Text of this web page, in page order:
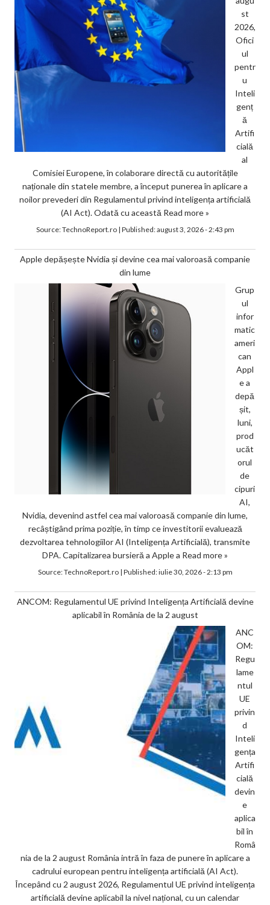
st
2026,
Ofici
ul
pentr
u
Inteli
genț
ă
Artifi
cială
al
Comisiei Europene, în colaborare directă cu autoritățile
naționale din statele membre, a început punerea în aplicare a
noilor prevederi din Regulamentul privind inteligența artificială
(AI Act). Odată cu această Read more »
Source:TechnoReport.ro| Published:august 3, 2026 - 2:43 pm
Apple depășește Nvidia și devine cea mai valoroasă companie
din lume
Grup
ul
infor
matic
ameri
can
Appl
e a
depă
șit,
luni,
prod
ucăt
orul
de
cipuri
AI,
Nvidia, devenind astfel cea mai valoroasă companie din lume,
recâștigând prima poziție, în timp ce investitorii evaluează
dezvoltarea tehnologiilor AI (Inteligența Artificială), transmite
DPA. Capitalizarea bursieră a Apple a Read more »
Source:TechnoReport.ro| Published:iulie 30, 2026 - 2:13 pm
ANCOM: Regulamentul UE privind Inteligența Artificială devine
aplicabil în România de la 2 august
ANC
OM:
Regu
lame
ntul
UE
privin
d
Inteli
gența
Artifi
cială
devin
e
aplica
bil în
Româ
nia de la 2 august România intră în faza de punere în aplicare a
cadrului european pentru inteligența artificială (AI Act).
Începând cu 2 august 2026, Regulamentul UE privind inteligența
artificială devine aplicabil la nivel național, cu un calendar